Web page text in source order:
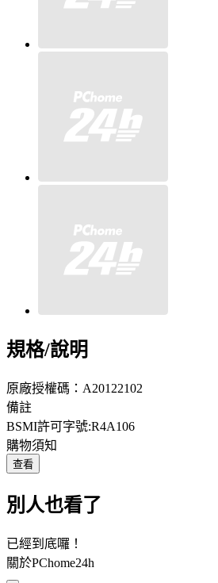
規格/說明
原廠授權碼：A20122102
備註
BSMI許可字號:R4A106
購物須知
查看
別人也看了
已經到底囉！
關於PChome24h